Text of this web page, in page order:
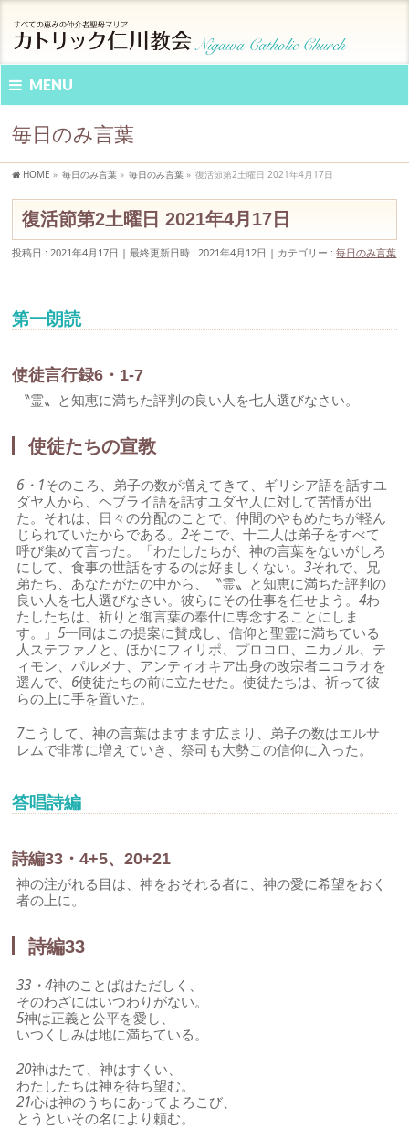
MENU
毎日のみ言葉
HOME » 毎日のみ言葉 » 毎日のみ言葉 » 復活節第2土曜日 2021年4月17日
復活節第2土曜日 2021年4月17日
投稿日 : 2021年4月17日 最終更新日時 : 2021年4月12日 カテゴリー :毎日のみ言葉
第一朗読
使徒言行録6・1-7
〝霊〟と知恵に満ちた評判の良い人を七人選びなさい。
使徒たちの宣教
6・1そのころ、弟子の数が増えてきて、ギリシア語を話すユ
ダヤ人から、ヘブライ語を話すユダヤ人に対して苦情が出
た。それは、日々の分配のことで、仲間のやもめたちが軽ん
じられていたからである。2そこで、十二人は弟子をすべて
呼び集めて言った。「わたしたちが、神の言葉をないがしろ
にして、食事の世話をするのは好ましくない。3それで、兄
弟たち、あなたがたの中から、〝霊〟と知恵に満ちた評判の
良い人を七人選びなさい。彼らにその仕事を任せよう。4わ
たしたちは、祈りと御言葉の奉仕に専念することにしま
す。」5一同はこの提案に賛成し、信仰と聖霊に満ちている
人ステファノと、ほかにフィリポ、プロコロ、ニカノル、テ
ィモン、パルメナ、アンティオキア出身の改宗者ニコラオを
選んで、 6使徒たちの前に立たせた。使徒たちは、祈って彼
らの上に手を置いた。
7こうして、神の言葉はますます広まり、弟子の数はエルサ
レムで非常に増えていき、祭司も大勢この信仰に入った。
答唱詩編
詩編33・4+5、20+21
神の注がれる目は、神をおそれる者に、神の愛に希望をおく
者の上に。
詩編33
33・4神のことばはただしく、
そのわざにはいつわりがない。
5神は正義と公平を愛し、
いつくしみは地に満ちている。
20神はたて、神はすくい、
わたしたちは神を待ち望む。
21心は神のうちにあってよろこび、
とうといその名により頼む。